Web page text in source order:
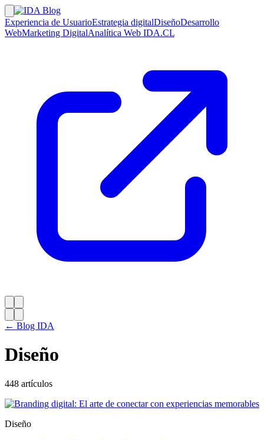
Experiencia de UsuarioEstrategia digitalDiseñoDesarrollo
WebMarketing DigitalAnalítica Web IDA.CL
← Blog IDA
Diseño
448 artículos
Diseño